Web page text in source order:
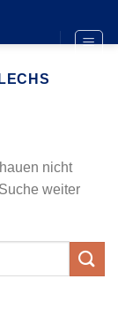
nicht
weiter